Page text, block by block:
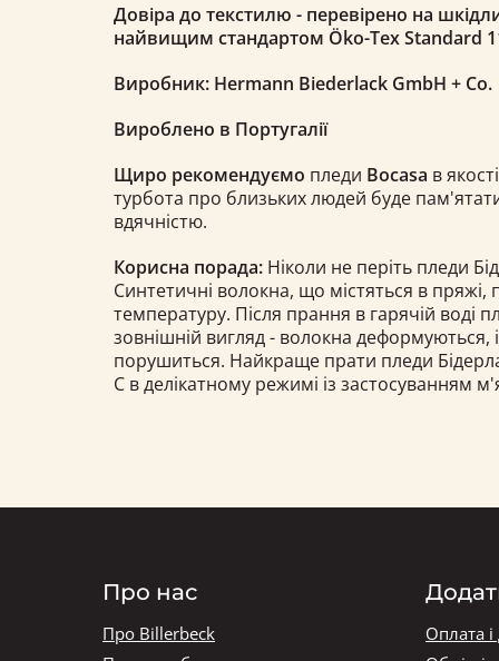
Довіра до текстилю - перевірено на
найвищим стандартом Öko-Tex Standard
Виробник: Hermann Biederlack GmbH + Co.
Вироблено в Португалії
Щиро рекомендуємо пледи Bocasa в
турбота про близьких людей буде
вдячністю.
Корисна порада: Ніколи не періть пледи
Синтетичні волокна, що містяться в пряжі,
температуру. Після прання в гарячій воді
зовнішній вигляд - волокна деформуються,
порушиться. Найкраще прати пледи
С в делікатному режимі із застосуванням
Про нас
Про Billerbeck
Оплата і